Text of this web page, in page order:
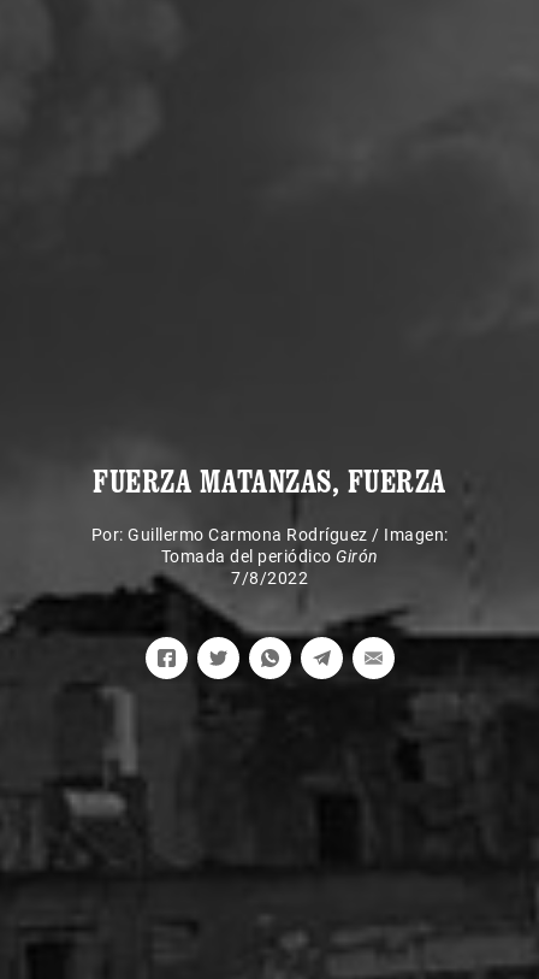
FUERZA MATANZAS, FUERZA
Por: Guillermo Carmona Rodríguez / Imagen:
Tomada del periódico Girón
7/8/2022